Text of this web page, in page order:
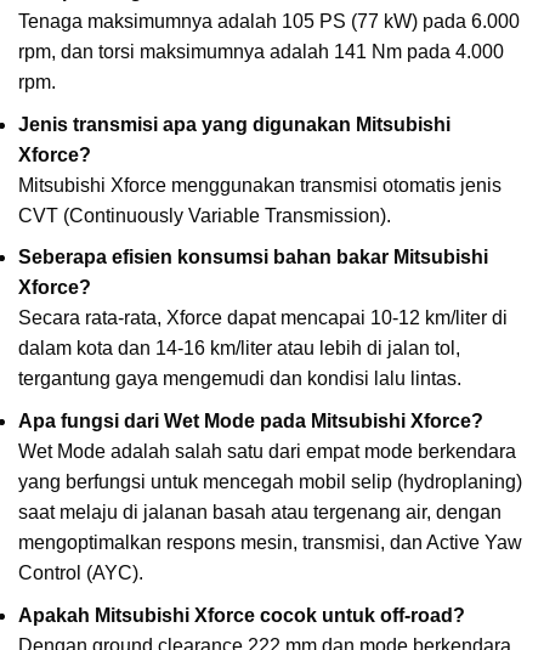
Tenaga maksimumnya adalah 105 PS (77 kW) pada 6.000
rpm, dan torsi maksimumnya adalah 141 Nm pada 4.000
rpm.
Jenis transmisi apa yang digunakan Mitsubishi
Xforce?
Mitsubishi Xforce menggunakan transmisi otomatis jenis
CVT (Continuously Variable Transmission).
Seberapa efisien konsumsi bahan bakar Mitsubishi
Xforce?
Secara rata-rata, Xforce dapat mencapai 10-12 km/liter di
dalam kota dan 14-16 km/liter atau lebih di jalan tol,
tergantung gaya mengemudi dan kondisi lalu lintas.
Apa fungsi dari Wet Mode pada Mitsubishi Xforce?
Wet Mode adalah salah satu dari empat mode berkendara
yang berfungsi untuk mencegah mobil selip (hydroplaning)
saat melaju di jalanan basah atau tergenang air, dengan
mengoptimalkan respons mesin, transmisi, dan Active Yaw
Control (AYC).
Apakah Mitsubishi Xforce cocok untuk off-road?
Dengan ground clearance 222 mm dan mode berkendara